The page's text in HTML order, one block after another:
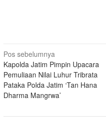
Navigasi
pos
Pos sebelumnya
Kapolda Jatim Pimpin Upacara
Pemuliaan Nilai Luhur Tribrata
Pataka Polda Jatim ‘Tan Hana
Dharma Mangrwa’